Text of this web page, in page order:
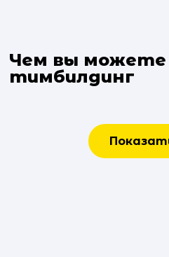
Чем вы можете
тимбилдинг